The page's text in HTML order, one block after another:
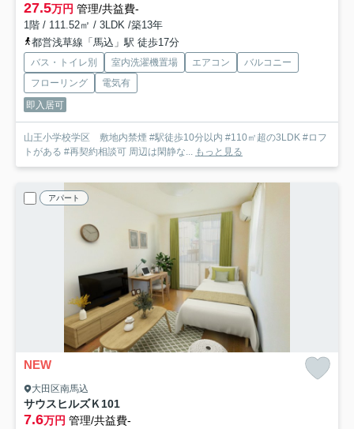
27.5万円 管理/共益費-
1階 / 111.52㎡ / 3LDK /築13年
都営浅草線「馬込」駅 徒歩17分
バス・トイレ別 室内洗濯機置場 エアコン
バルコニー
フローリング
電気有
即入居可
山王小学校学区 敷地内禁煙 #駅徒歩10分以内 #110㎡超の3LDK #ロフ
トがある #再契約相談可 周辺は閑静な... もっと見る
アパート
NEW
大田区南馬込
サウスヒルズＫ 101
7.6万円 管理/共益費-